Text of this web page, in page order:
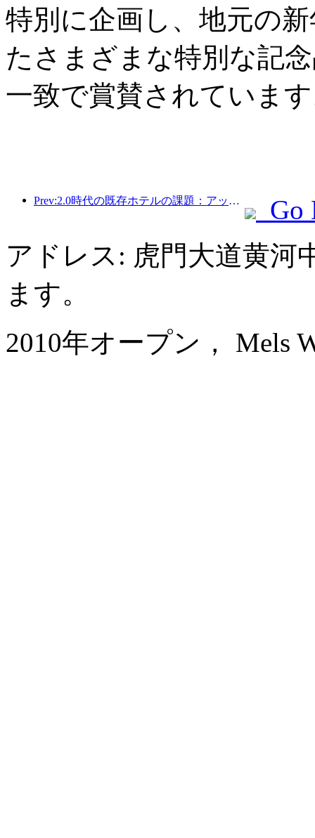
特別に企画し、地元の
たさまざまな特別な記
一致で賞賛されていま
Prev:2.0時代の既存ホテルの課題：アップグレードこそが真の価値革新の核心
Go
アドレス: 虎門大道黄河
ます。
2010年オープン， Mels